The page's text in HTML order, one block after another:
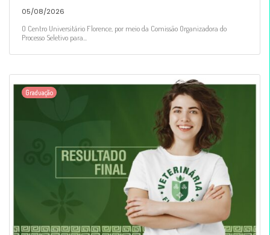
05/08/2026
O Centro Universitário Florence, por meio da Comissão Organizadora do
Processo Seletivo para...
Graduação